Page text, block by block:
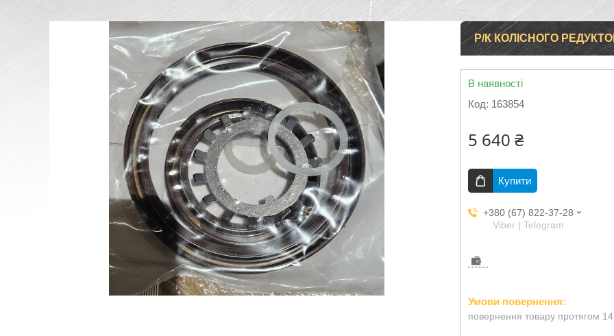
Р/К КОЛІСНОГО
В наявності
Код: 163854
5 640 ₴
Купити
+380 (67) 822-37-28
Viber | Telegram
повернення товару протягом